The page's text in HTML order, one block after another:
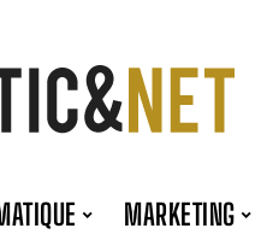
MARKETING